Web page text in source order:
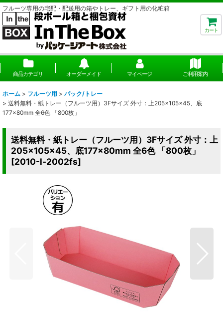
フルーツ専用の宅配・配送用の箱やトレー、ギフト用の化粧箱
カート
商品カテゴリ オーダーメイド マイページ ご利用案内
ホーム > フルーツ用 > パック/トレー
> 送料無料・紙トレー（フルーツ用）3Fサイズ 外寸：上205×105×45、底
177×80mm 全6色 「800枚」
送料無料・紙トレー（フルーツ用）3Fサイズ 外寸：上
205×105×45、底177×80mm 全6色 「800枚」
[2010-l-2002fs]